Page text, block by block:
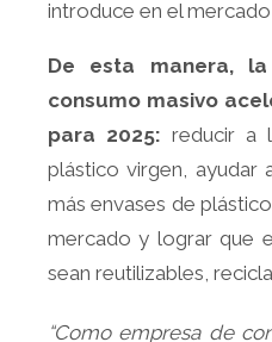
introduce en el mercado
De esta manera,
consumo masivo
para 2025: reducir a
plástico virgen, ayudar
más envases de
mercado y lograr que
sean reutilizables,
“Como empresa de